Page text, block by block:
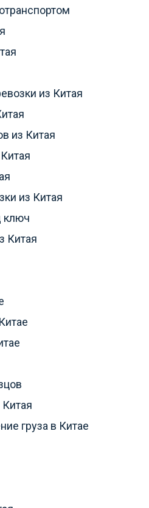
из Китая
из Китая
из Китая
ключ
Китая
груза в Китае